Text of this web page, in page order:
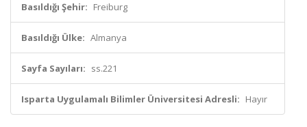
Basıldığı Şehir: Freiburg
Basıldığı Ülke: Almanya
Sayfa Sayıları: ss.221
Isparta Uygulamalı Bilimler Üniversitesi Adresli: Hayır